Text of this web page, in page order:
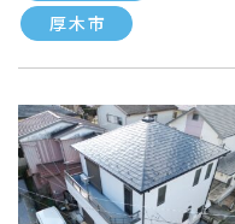
厚木市